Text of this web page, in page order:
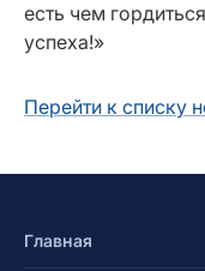
есть чем
успеха!»
Перейти к списку
Главная